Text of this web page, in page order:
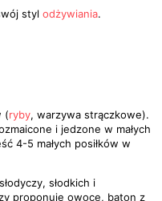
styl odżywiania.
(ryby, warzywa strączkowe).
i jedzone w małych
4-5 małych posiłków w
słodkich i
proponuję owoce, baton z